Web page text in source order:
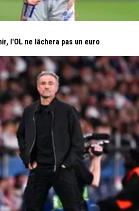
courtoisie
08 février 2019 à 22:39 +1
mais je salue ton jeu d'mot
Répondre
l'OL ne lâchera pas un euro